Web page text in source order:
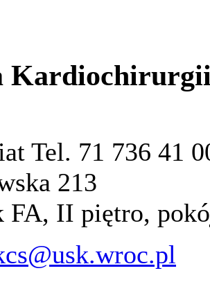
Tel. 71 736 41
213
FA, II piętro,